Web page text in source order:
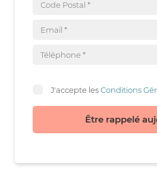
J'accepte lesConditions
Être rappelé